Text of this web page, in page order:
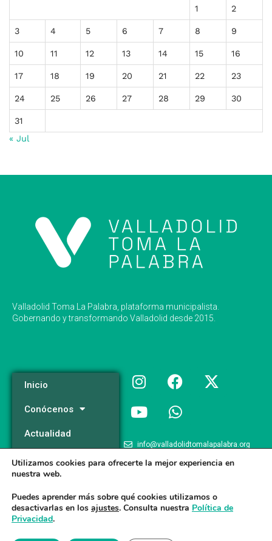
1 2
3 4 5 6 7 8 9
10 11 12 13 14 15 16
17 18 19 20 21 22 23
24 25 26 27 28 29 30
31
« Jul
Valladolid Toma La Palabra, plataforma municipalista.
Gobernando y transformando Valladolid desde 2015.
Inicio
Conócenos
Actualidad
Programa
info@valladolidtomalapalabra.org
+34 983 426 124
Utilizamos cookies para ofrecerte la mejor experiencia en
nuestra web.
Puedes aprender más sobre qué cookies utilizamos o
desactivarlas en los ajustes. Consulta nuestra Política de
Privacidad.